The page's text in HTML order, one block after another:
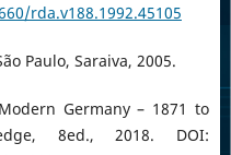
rda.v188.1992.45105
Paulo, Saraiva, 2005.
Germany – 1871 to
8ed., 2018. DOI: